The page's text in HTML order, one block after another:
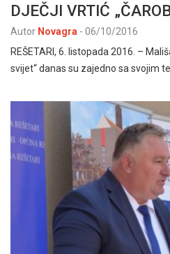
DJEČJI VRTIĆ
Autor Novagra - 06/10/2016
REŠETARI, 6. listopada 2016. –
svijet“ danas su zajedno sa svojim